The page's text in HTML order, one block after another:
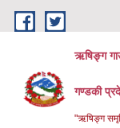
Skip to main content
ऋषिङ्ग
गण्डकी
"ऋषिङ्ग